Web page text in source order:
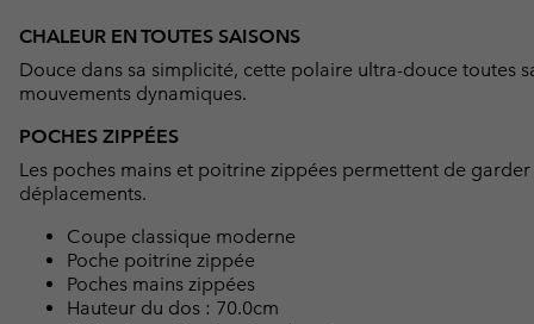
CHALEUR EN TOUTES SAISONS
Douce dans sa simplicité, cette polaire ultra-douce toutes
mouvements dynamiques.
POCHES ZIPPÉES
Les poches mains et poitrine zippées permettent de
déplacements.
Coupe classique moderne
Poche poitrine zippée
Poches mains zippées
Hauteur du dos : 70.0cm